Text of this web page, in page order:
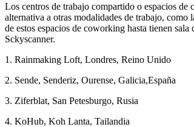
Los centros de trabajo compartido o espacios de
alternativa a otras modalidades de trabajo,
de estos espacios de coworking hasta tienen
Sckyscanner.
1. Rainmaking Loft, Londres, Reino Unido
2. Sende, Senderiz, Ourense, Galicia,España
3. Ziferblat, San Petesburgo, Rusia
4. KoHub, Koh Lanta, Tailandia